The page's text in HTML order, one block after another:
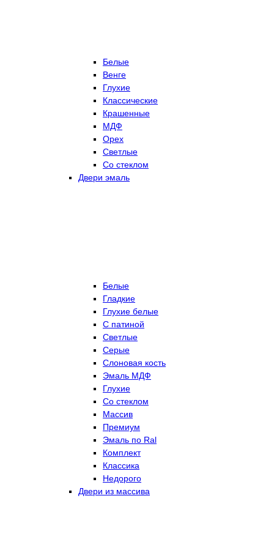
Белые
Венге
Глухие
Классические
Крашенные
МДФ
Орех
Светлые
Со стеклом
Двери эмаль
Белые
Гладкие
Глухие белые
С патиной
Светлые
Серые
Слоновая кость
Эмаль МДФ
Глухие
Со стеклом
Массив
Премиум
Эмаль по Ral
Комплект
Классика
Недорого
Двери из массива